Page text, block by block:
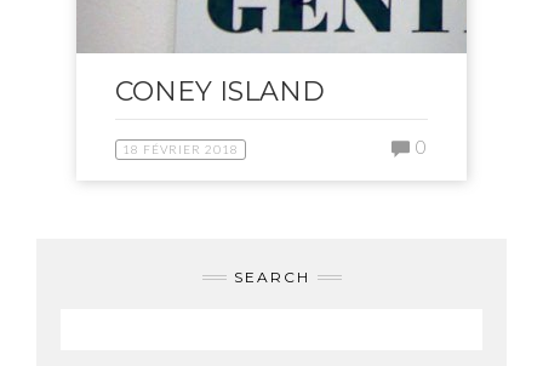
CONEY ISLAND
18 FÉVRIER 2018 0
SEARCH